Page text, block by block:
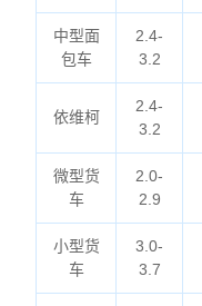
中型面
包车
2.4-
3.2
依维柯
2.4-
3.2
微型货
车
2.0-
2.9
小型货
车
3.0-
3.7